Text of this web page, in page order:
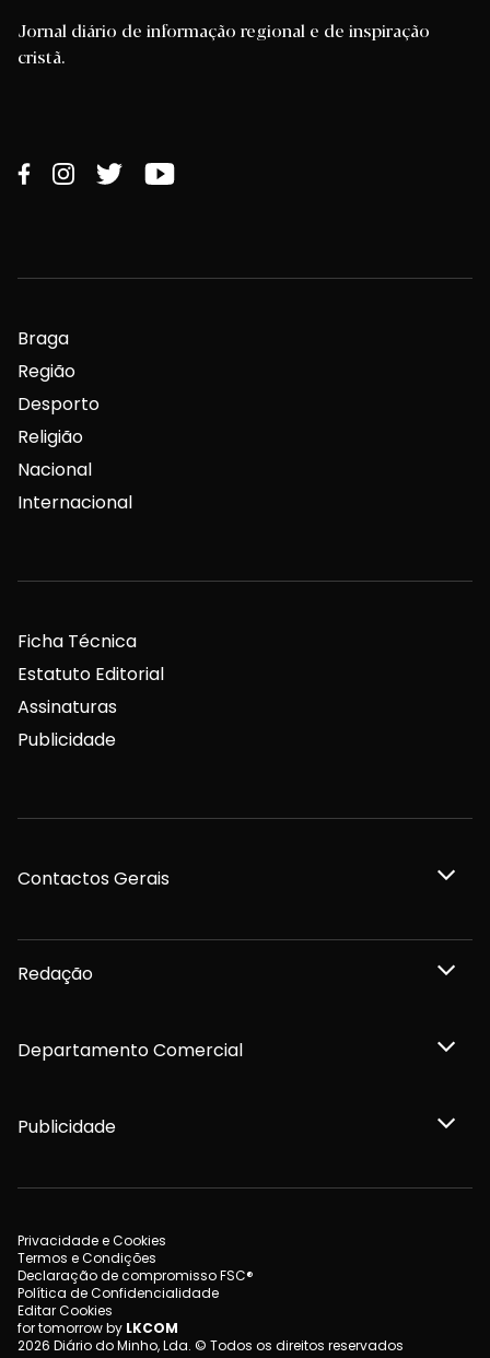
Jornal diário de informação regional e de inspiração
cristã.
Braga
Região
Desporto
Religião
Nacional
Internacional
Ficha Técnica
Estatuto Editorial
Assinaturas
Publicidade
Contactos Gerais
Redação
Departamento Comercial
Publicidade
Privacidade e Cookies
Termos e Condições
Declaração de compromisso FSC®
Política de Confidencialidade
Editar Cookies
for tomorrow by LKCOM
2026 Diário do Minho, Lda. © Todos os direitos reservados